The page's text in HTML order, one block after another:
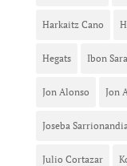
Harkaitz Cano
Hegats Ibon
Jon Alonso Jon
Joseba Sarrionandia
Julio Cortazar